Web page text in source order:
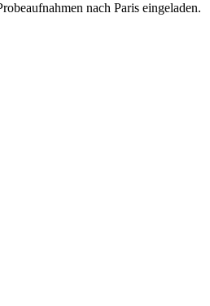
nach Paris eingeladen.